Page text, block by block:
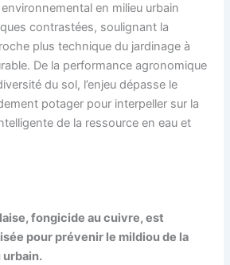
en milieu urbain
contrastées, soulignant la
plus technique du jardinage à
De la performance agronomique
du sol, l’enjeu dépasse le
potager pour interpeller sur la
de la ressource en eau et
fongicide au cuivre, est
pour prévenir le mildiou de la
urbain.